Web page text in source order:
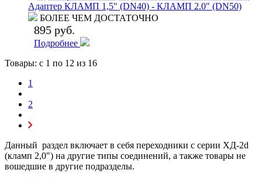
Адаптер КЛАМП 1,5" (DN40) - КЛАМП 2.0" (DN50)
БОЛЕЕ ЧЕМ ДОСТАТОЧНО
895 руб.
Подробнее
Товары: с 1 по 12 из 16
1
2
Данный раздел включает в себя переходники с серии ХД-2d
(кламп 2,0") на другие типы соединений, а также товары не
вошедшие в другие подразделы.